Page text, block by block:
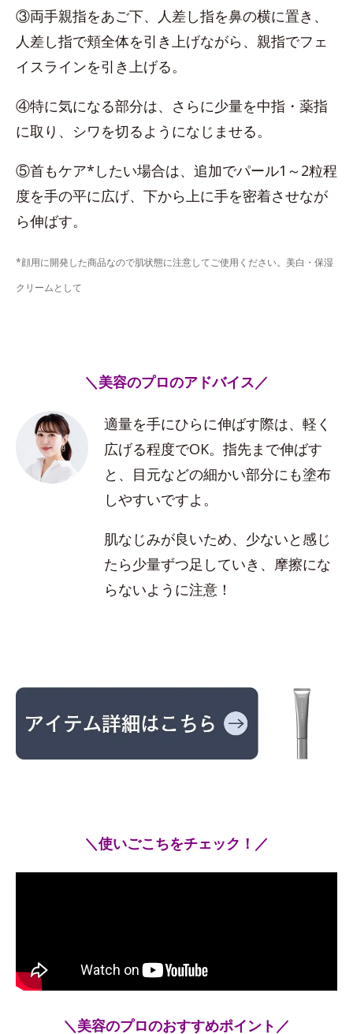
③両手親指をあご下、人差し指を鼻の横に置き、
人差し指で頬全体を引き上げながら、親指でフェ
イスラインを引き上げる。
④特に気になる部分は、さらに少量を中指・薬指
に取り、シワを切るようになじませる。
⑤首もケア*したい場合は、追加でパール1～2粒程
度を手の平に広げ、下から上に手を密着させなが
ら伸ばす。
*顔用に開発した商品なので肌状態に注意してご使用ください。美白・保湿
クリームとして
＼美容のプロのアドバイス／
適量を手にひらに伸ばす際は、軽く
広げる程度でOK。指先まで伸ばす
と、目元などの細かい部分にも塗布
しやすいですよ。
肌なじみが良いため、少ないと感じ
たら少量ずつ足していき、摩擦にな
らないように注意！
＼使いごこちをチェック！／
＼美容のプロのおすすめポイント／